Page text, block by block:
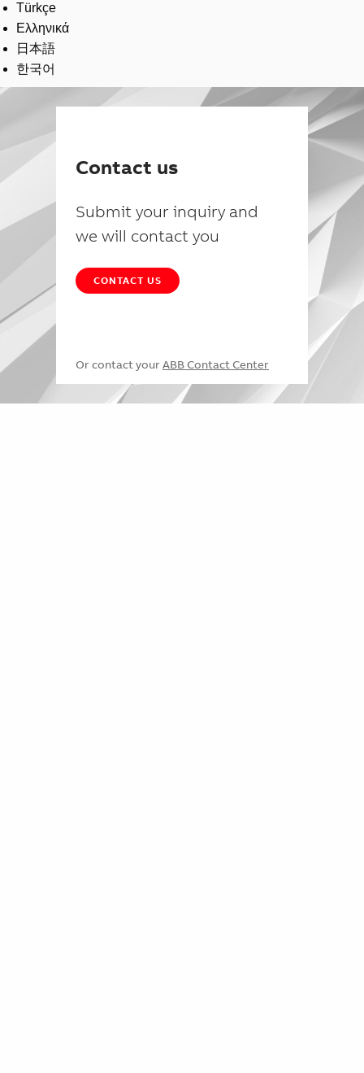
Türkçe
Ελληνικά
日本語
한국어
Contact us
Submit your inquiry and
we will contact you
CONTACT US
Or contact your ABB Contact Center